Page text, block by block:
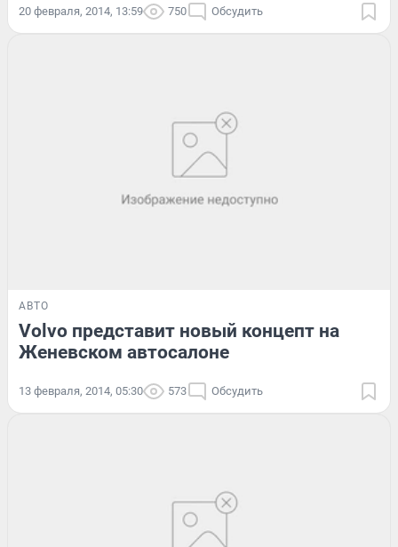
20 февраля, 2014, 13:59 750 Обсудить
АВТО
Volvo представит новый концепт на
Женевском автосалоне
13 февраля, 2014, 05:30 573 Обсудить